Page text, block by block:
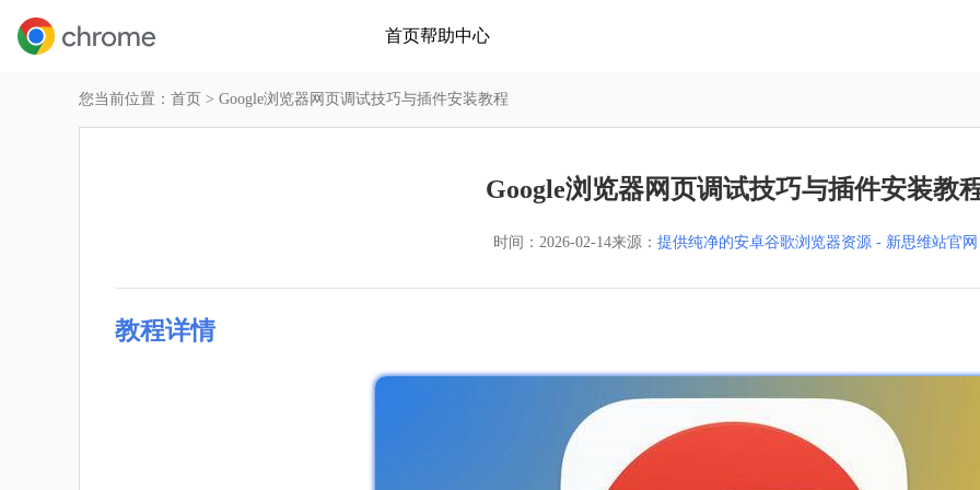
首页帮助中心
您当前位置： 首页 > Google浏览器网页调试技巧与插件安装教程
Google浏览器网页调试技巧与插件安装教
时间： 2026-02-14来源： 提供纯净的安卓谷歌浏览器资源 - 新思维站官网
教程详情